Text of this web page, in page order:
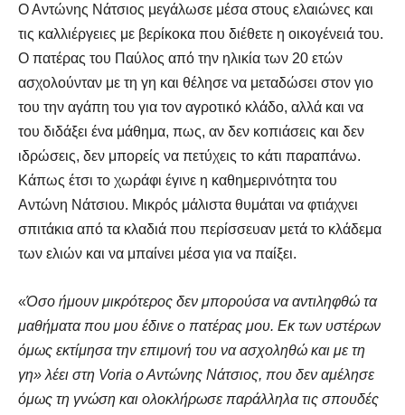
Ο Αντώνης Νάτσιος μεγάλωσε μέσα στους ελαιώνες και
τις καλλιέργειες με βερίκοκα που διέθετε η οικογένειά του.
Ο πατέρας του Παύλος από την ηλικία των 20 ετών
ασχολούνταν με τη γη και θέλησε να μεταδώσει στον γιο
του την αγάπη του για τον αγροτικό κλάδο, αλλά και να
του διδάξει ένα μάθημα, πως, αν δεν κοπιάσεις και δεν
ιδρώσεις, δεν μπορείς να πετύχεις το κάτι παραπάνω.
Κάπως έτσι το χωράφι έγινε η καθημερινότητα του
Αντώνη Νάτσιου. Μικρός μάλιστα θυμάται να φτιάχνει
σπιτάκια από τα κλαδιά που περίσσευαν μετά το κλάδεμα
των ελιών και να μπαίνει μέσα για να παίξει.
«Όσο ήμουν μικρότερος δεν μπορούσα να αντιληφθώ τα
μαθήματα που μου έδινε ο πατέρας μου. Εκ των υστέρων
όμως εκτίμησα την επιμονή του να ασχοληθώ και με τη
γη» λέει στη Voria ο Αντώνης Νάτσιος, που δεν αμέλησε
όμως τη γνώση και ολοκλήρωσε παράλληλα τις σπουδές